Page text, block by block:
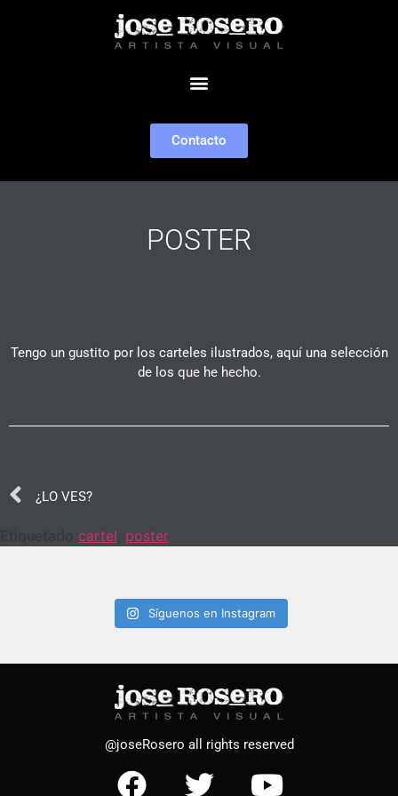
Contacto
POSTER
Tengo un gustito por los carteles ilustrados, aquí una selección
de los que he hecho.
¿LO VES?
Etiquetado cartel poster
Síguenos en Instagram
@joseRosero all rights reserved